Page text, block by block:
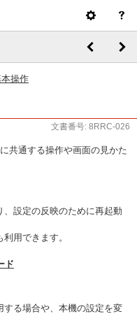
操作
文書番号: 8RRC-026
共通する操作や画面の見かた
設定の反映のために再起動
用できます。
ド
する場合や、本機の設定を変